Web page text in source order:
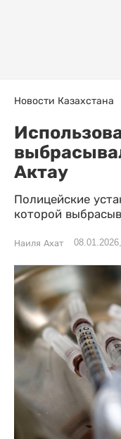
Новости Казахстана
Актау
Полицейские
которой
Наиля Ахат